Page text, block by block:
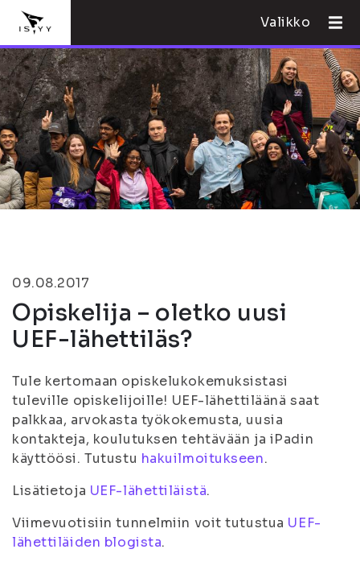
Valikko
09.08.2017
Opiskelija – oletko uusi
UEF-lähettiläs?
Tule kertomaan opiskelukokemuksistasi
tuleville opiskelijoille! UEF-lähettiläänä saat
palkkaa, arvokasta työkokemusta, uusia
kontakteja, koulutuksen tehtävään ja iPadin
käyttöösi. Tutustu hakuilmoitukseen.
Lisätietoja UEF-lähettiläistä.
Viimevuotisiin tunnelmiin voit tutustua UEF-
lähettiläiden blogista.